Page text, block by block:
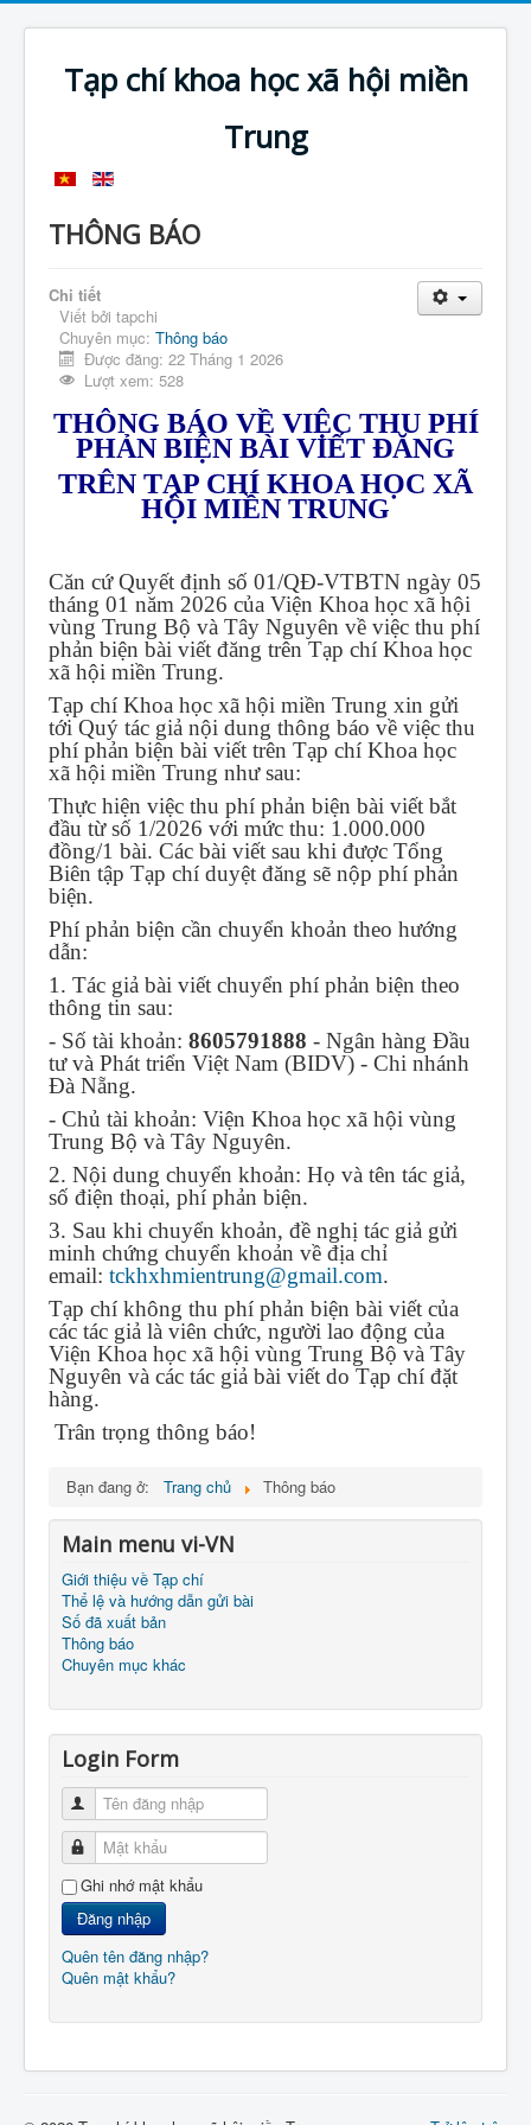
Tạp chí khoa học xã hội miền
Trung
THÔNG BÁO
Chi tiết
Viết bởi tapchi
Chuyên mục: Thông báo
Được đăng: 22 Tháng 1 2026
Lượt xem: 528
THÔNG BÁO VỀ VIỆC THU PHÍ
PHẢN BIỆN BÀI VIẾT ĐĂNG
TRÊN TẠP CHÍ KHOA HỌC XÃ
HỘI MIỀN TRUNG
Căn cứ Quyết định số 01/QĐ-VTBTN ngày 05
tháng 01 năm 2026 của Viện Khoa học xã hội
vùng Trung Bộ và Tây Nguyên về việc thu phí
phản biện bài viết đăng trên Tạp chí Khoa học
xã hội miền Trung.
Tạp chí Khoa học xã hội miền Trung xin gửi
tới Quý tác giả nội dung thông báo về việc thu
phí phản biện bài viết trên Tạp chí Khoa học
xã hội miền Trung như sau:
Thực hiện việc thu phí phản biện bài viết bắt
đầu từ số 1/2026 với mức thu: 1.000.000
đồng/1 bài. Các bài viết sau khi được Tổng
Biên tập Tạp chí duyệt đăng sẽ nộp phí phản
biện.
Phí phản biện cần chuyển khoản theo hướng
dẫn:
1. Tác giả bài viết chuyển phí phản biện theo
thông tin sau:
- Số tài khoản: 8605791888 - Ngân hàng Đầu
tư và Phát triển Việt Nam (BIDV) - Chi nhánh
Đà Nẵng.
- Chủ tài khoản: Viện Khoa học xã hội vùng
Trung Bộ và Tây Nguyên.
2. Nội dung chuyển khoản: Họ và tên tác giả,
số điện thoại, phí phản biện.
3. Sau khi chuyển khoản, đề nghị tác giả gửi
minh chứng chuyển khoản về địa chỉ
email: tckhxhmientrung@gmail.com.
Tạp chí không thu phí phản biện bài viết của
các tác giả là viên chức, người lao động của
Viện Khoa học xã hội vùng Trung Bộ và Tây
Nguyên và các tác giả bài viết do Tạp chí đặt
hàng.
Trân trọng thông báo!
Bạn đang ở: Trang chủ Thông báo
Main menu vi-VN
Giới thiệu về Tạp chí
Thể lệ và hướng dẫn gửi bài
Số đã xuất bản
Thông báo
Chuyên mục khác
Login Form
Tên đăng nhập
Mật khẩu
Ghi nhớ mật khẩu
Đăng nhập
Quên tên đăng nhập?
Quên mật khẩu?